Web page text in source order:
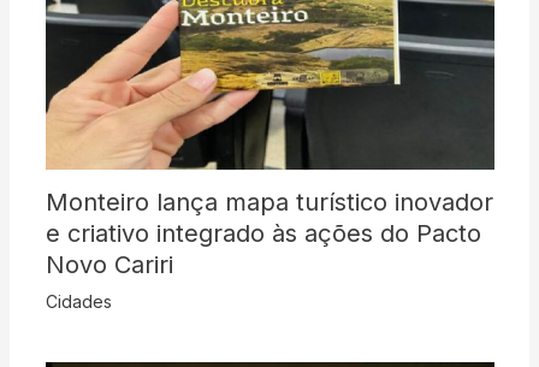
Monteiro lança mapa turístico inovador
e criativo integrado às ações do Pacto
Novo Cariri
Cidades